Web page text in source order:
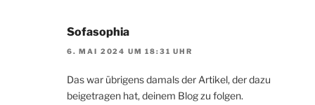
Sofasophia
6. MAI 2024 UM 18:31 UHR
Das war übrigens damals der Artikel, der dazu
beigetragen hat, deinem Blog zu folgen.